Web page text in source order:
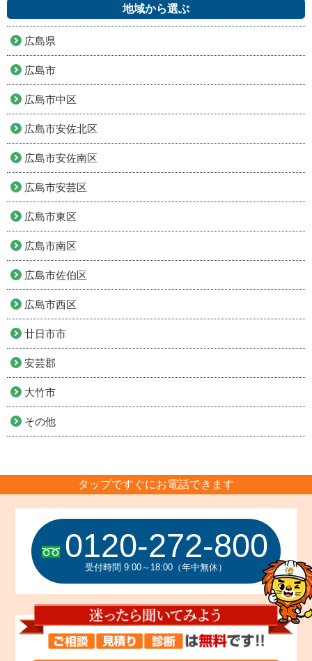
地域から選ぶ
広島県
広島市
広島市中区
広島市安佐北区
広島市安佐南区
広島市安芸区
広島市東区
広島市南区
広島市佐伯区
広島市西区
廿日市市
安芸郡
大竹市
その他
タップですぐにお電話できます
0120-272-800
受付時間 9:00～18:00（年中無休）